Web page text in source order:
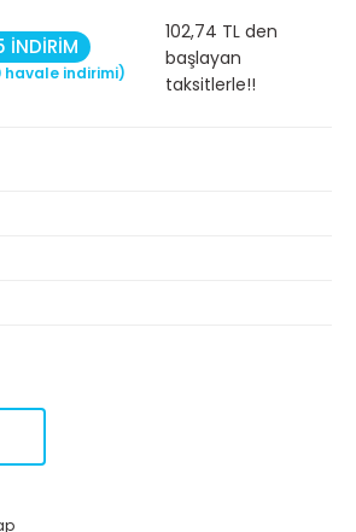
İNDİRİM
havale indirimi)
102,74 TL den
başlayan
taksitlerle!!